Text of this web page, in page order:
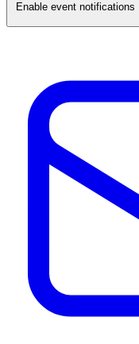
Enable event notifications